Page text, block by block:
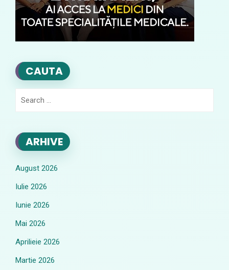
CAUTA
ARHIVE
August 2026
Iulie 2026
Iunie 2026
Mai 2026
Aprilieie 2026
Martie 2026